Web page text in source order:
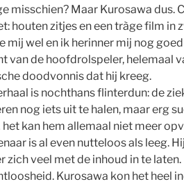
misschien? Maar Kurosawa dus.
houten zitjes en een tràge film in
mij wel en ik herinner mij nog
van de hoofdrolspeler, helemaal
doodvonnis dat hij kreeg.
is nochthans flinterdun: de
nog iets uit te halen, maar erg
kan hem allemaal niet meer
is al even nutteloos als leeg.
zich veel met de inhoud in te
Kurosawa kon het heel